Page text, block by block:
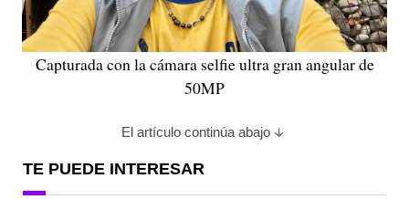
Capturada con la cámara selfie ultra gran angular de
50MP
El artículo continúa abajo
TE PUEDE INTERESAR